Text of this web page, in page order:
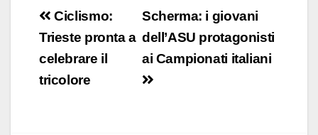
c
e
b
o
s
k
e
dI
n
ail n
di
vi
Navigazione
articoli
Scherma: i giovani
dell’ASU protagonisti
ai Campionati italiani
Ciclismo:
Trieste pronta a
celebrare il
tricolore